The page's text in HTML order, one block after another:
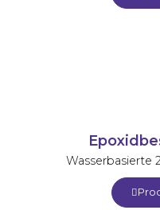
Wasserbasierte